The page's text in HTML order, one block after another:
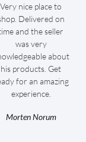
Very nice place to
Delivered on
and the seller
was very
about
his products. Get
for an amazing
experience.
Morten Norum